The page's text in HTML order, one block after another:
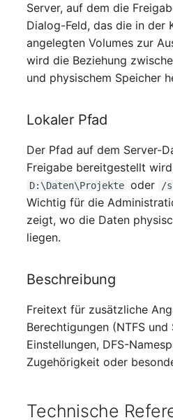
Router
SAN Zoning
Schrank
Server
Service
SIM-Karte
Speichersystem
Steckdosenleiste
Supernet
Server, auf dem die
Dialog-Feld, das die in der
angelegten Volumes zur
wird die Beziehung
und physischem Speicher
Lokaler Pfad
Der Pfad auf dem Server-
Freigabe bereitgestellt
D:\Daten\Projekte oder /
Wichtig für die
zeigt, wo die Daten
liegen.
Beschreibung
Freitext für zusätzliche
Berechtigungen (NTFS
Einstellungen, DFS-
Zugehörigkeit oder
Technische